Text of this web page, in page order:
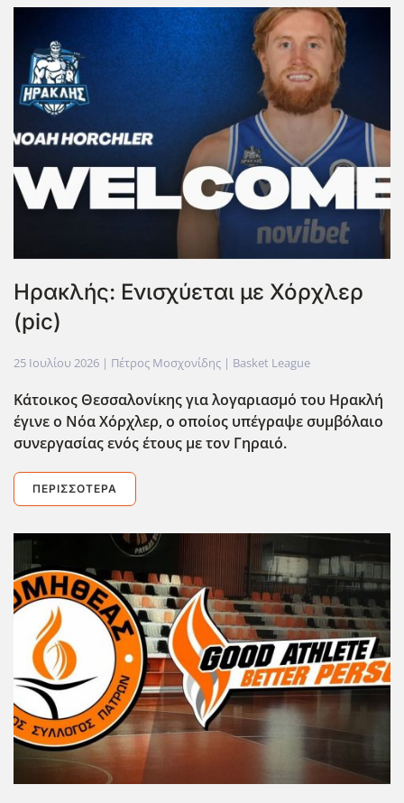
Ηρακλής: Ενισχύεται με Χόρχλερ
(pic)
25 Ιουλίου 2026 | Πέτρος Μοσχονίδης | Basket League
Κάτοικος Θεσσαλονίκης για λογαριασμό του Ηρακλή
έγινε ο Νόα Χόρχλερ, ο οποίος υπέγραψε συμβόλαιο
συνεργασίας ενός έτους με τον Γηραιό.
ΠΕΡΙΣΣΌΤΕΡΑ